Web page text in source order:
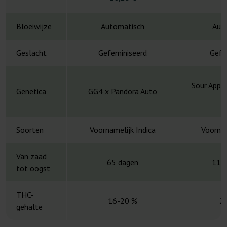
Bloeiwijze Automatisch
Geslacht Gefeminiseerd
Genetica GG4 x Pandora Auto
Sour
Soorten Voornamelijk Indica
Van zaad
tot oogst
65 dagen 11-
THC-
gehalte
16-20 %